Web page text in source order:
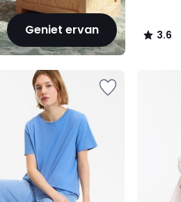
Geniet ervan 3.6
/